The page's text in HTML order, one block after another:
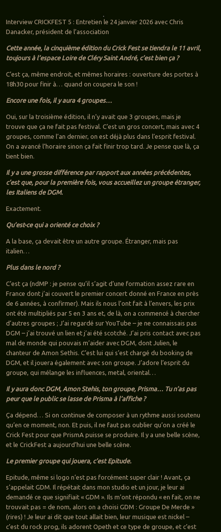
Interview CRICKFEST 5 : Entretien le 24 janvier 2026 avec Chris
Danacker, président de l’association
Cette année, la cinquième édition du Crick Fest se tiendra le 11 avril,
toujours à l’espace Loire de Cléry Saint André, c’est bien ça ?
C’est ça, même endroit, et mêmes horaires : ouverture des portes à
18h30 pour finir à… quand on coupera le son !
Encore une fois, il y aura 4 groupes…
Oui, sur la troisième édition, il n’y avait que 3 groupes, mais je
trouve que ça ne fait pas festival. C’est un gros concert, mais avec 4
groupes, comme l’an dernier, on est déjà plus dans l’esprit festival.
On a avancé l’horaire sinon ça fait finir trop tard. Je pense que là, ça
tient bien.
Il y a une grosse différence par rapport aux années précédentes,
c’est que, pour la première fois, vous accueillez un groupe étranger,
les Italiens de DGM.
Exactement.
Qu’est-ce qui a orienté ce choix ?
A la base, ça devait être un autre groupe. Étranger, mais pas
italien…
Plus dans le nord ?
C’est ça (ndMP : je pense qu’il s’agit d’une formation assez rare en
France dont j’ai couvert le premier concert donné en France en près
de 6 années, à confirmer). Mais ils nous l’ont fait à l’envers, les prix
ont été multipliés par 5 en 3 ans et, de là, on a commencé à chercher
d’autres groupes ; J’ai regardé sur YouTube – je ne connaissais pas
DGM – j’ai trouvé un lien et j’ai été scotché. J’ai pris contact avec pas
mal de monde qui pouvais m’aider avec DGM, dont Julien, le
chanteur de Amon Sethis. C’est lui qui s’est chargé du booking de
DGM, et il jouera également avec son groupe. J’adore l’esprit du
groupe, qui mélange les influences, metal, oriental…
Il y aura donc DGM, Amon Stehis, ton groupe, Prisma… Tu n’as pas
peur que le public se lasse de Prisma à l’affiche ?
Ça dépend… Si on continue de composer à un rythme aussi soutenu
qu’en ce moment, non. Et puis, il ne faut pas oublier qu’on a créé le
Crick Fest pour que PrismA puisse se produire. Il y a une belle scène,
et le CrickFest a aujourd’hui une belle scène.
Le premier groupe qui jouera, c’est Epitude.
Epitude, même si logo n’est pas forcément super clair ! Avant, ça
s’appelait GDM. Il répétait dans mon studio et un jour, je leur ai
demandé ce que signifiait « GDM ». Ils m’ont répondu « en fait, on ne
trouvait pas = de nom, alors on a choisi GDM : Groupe De Merde »
(rires) ! Je leur ai dit que tout allait bien, leur musique est nickel –
c’est du rock prog, ils adorent Opeth et ce type de groupe, et c’est